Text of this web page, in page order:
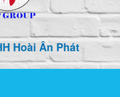
Hoài Ân Phát